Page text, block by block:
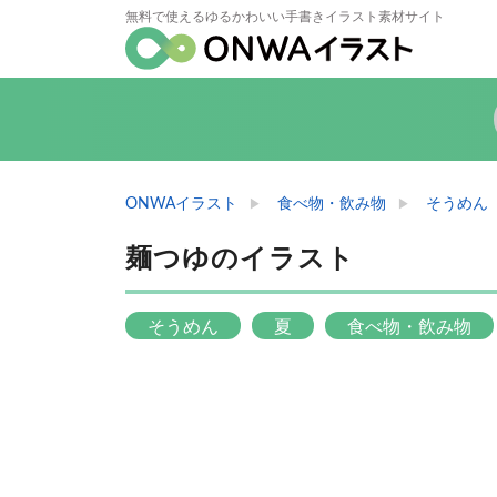
無料で使えるゆるかわいい手書きイラスト素材サイト
ONWAイラスト 食べ物・飲み物 そうめん
麺つゆのイラスト
そうめん 夏 食べ物・飲み物